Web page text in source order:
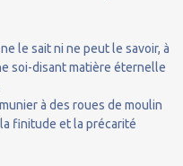
le sait ni ne peut le savoir, à
soi-disant matière éternelle
à des roues de moulin
finitude et la précarité